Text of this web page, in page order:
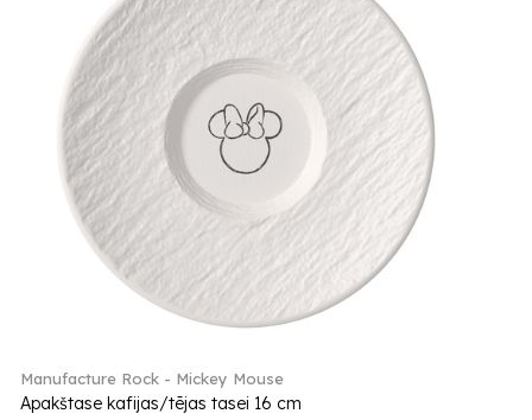
Manufacture Rock - Mickey Mouse
Apakštase kafijas/tējas tasei 16 cm